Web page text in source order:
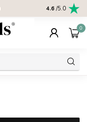
Trustpilot
4.6 /5.0
0